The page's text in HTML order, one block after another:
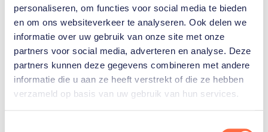
personaliseren, om functies voor social media te bieden
en om ons websiteverkeer te analyseren. Ook delen we
informatie over uw gebruik van onze site met onze
partners voor social media, adverteren en analyse. Deze
partners kunnen deze gegevens combineren met andere
informatie die u aan ze heeft verstrekt of die ze hebben
verzameld op basis van uw gebruik van hun services.
Bos
Gerelateerde